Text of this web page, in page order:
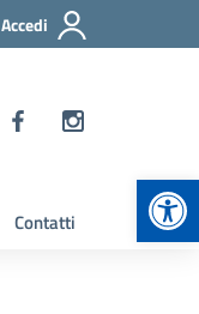
Accedi
Contatti